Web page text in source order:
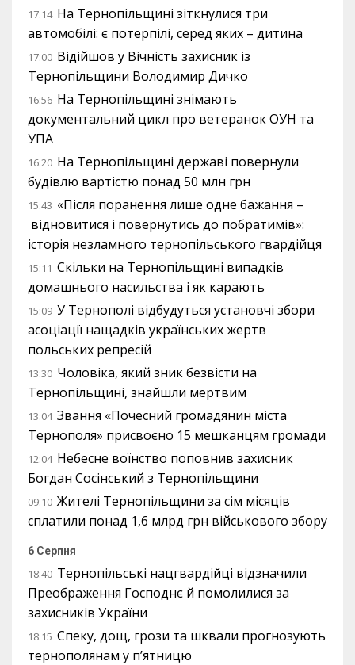
17:14 На Тернопільщині зіткнулися три
автомобілі: є потерпілі, серед яких – дитина
17:00 Відійшов у Вічність захисник із
Тернопільщини Володимир Дичко
16:56 На Тернопільщині знімають
документальний цикл про ветеранок ОУН та
УПА
16:20 На Тернопільщині державі повернули
будівлю вартістю понад 50 млн грн
15:43 «Після поранення лише одне бажання –
відновитися і повернутись до побратимів»:
історія незламного тернопільського гвардійця
15:11 Скільки на Тернопільщині випадків
домашнього насильства і як карають
15:09 У Тернополі відбудуться установчі збори
асоціації нащадків українських жертв
польських репресій
13:30 Чоловіка, який зник безвісти на
Тернопільщині, знайшли мертвим
13:04 Звання «Почесний громадянин міста
Тернополя» присвоєно 15 мешканцям громади
12:04 Небесне воїнство поповнив захисник
Богдан Сосінський з Тернопільщини
09:10 Жителі Тернопільщини за сім місяців
сплатили понад 1,6 млрд грн військового збору
6 Серпня
18:40 Тернопільські нацгвардійці відзначили
Преображення Господнє й помолилися за
захисників України
18:15 Спеку, дощ, грози та шквали прогнозують
тернополянам у п’ятницю